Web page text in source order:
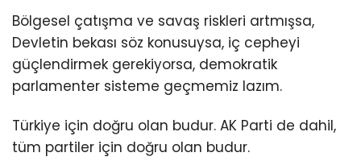
Bölgesel çatışma ve savaş riskleri artmışsa,
Devletin bekası söz konusuysa, iç cepheyi
güçlendirmek gerekiyorsa, demokratik
parlamenter sisteme geçmemiz lazım.
Türkiye için doğru olan budur. AK Parti de dahil,
tüm partiler için doğru olan budur.